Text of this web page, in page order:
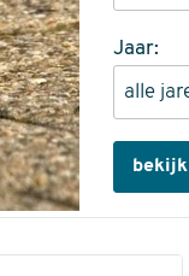
Jaar:
bekijk